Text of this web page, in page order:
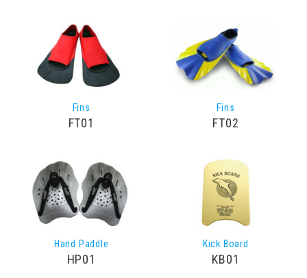
Fins
FT01
Fins
FT02
Hand Paddle
HP01
Kick Board
KB01